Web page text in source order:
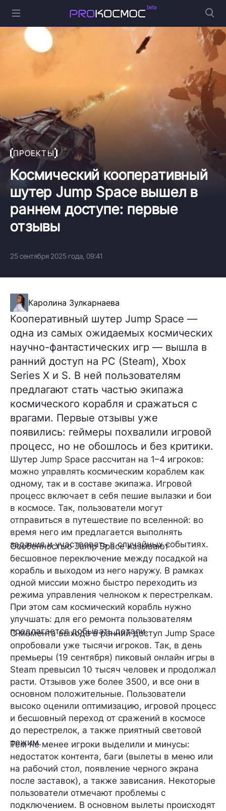
ПРОЕКТЫ
Космический кооперативный
шутер Jump Space вышел в
раннем доступе: первые
отзывы
25 сентября 2025 года, 09:41
Каролина Зулкарнаева
Кооперативный шутер Jump Space —
одна из самых ожидаемых космических
научно-фантастических игр — вышла в
ранний доступ на PC (Steam), Xbox
Series X и S. В ней пользователям
предлагают стать частью экипажа
космического корабля и сражаться с
врагами. Первые отзывы уже
появились: геймеры похвалили игровой
процесс, но не обошлось и без критики.
Шутер Jump Space рассчитан на 1–4 игроков:
можно управлять космическим кораблем как
одному, так и в составе экипажа. Игровой
процесс включает в себя пешие вылазки и бои
в космосе. Так, пользователи могут
отправиться в путешествие по вселенной: во
время него им предлагается выполнять
задания и участвовать в случайных событиях.
Особенностью Jump Space называют
бесшовное переключение между посадкой на
корабль и выходом из него наружу. В рамках
одной миссии можно быстро переходить из
режима управления челноком к перестрелкам.
При этом сам космический корабль нужно
улучшать: для его ремонта пользователям
предлагается добывать детали.
С момента выхода в ранний доступ Jump Space
опробовали уже тысячи игроков. Так, в день
премьеры (19 сентября) пиковый онлайн игры в
Steam превысил 10 тысяч человек и продолжал
расти. Отзывов уже более 3500, и все они в
основном положительные. Пользователи
высоко оценили оптимизацию, игровой процесс
и бесшовный переход от сражений в космосе
до перестрелок, а также приятный световой
режим.
Тем не менее игроки выделили и минусы:
недостаток контента, баги (вылеты в меню или
на рабочий стол, появление черного экрана
после заставок), а также зависания. Некоторые
пользователи отмечают проблемы с
подключением. В основном вылеты происходят